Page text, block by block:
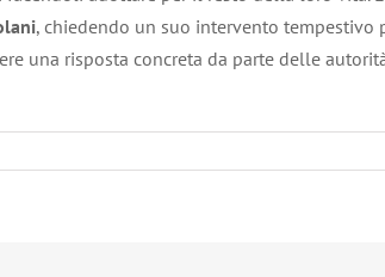
, chiedendo un suo intervento tempestivo
una risposta concreta da parte delle